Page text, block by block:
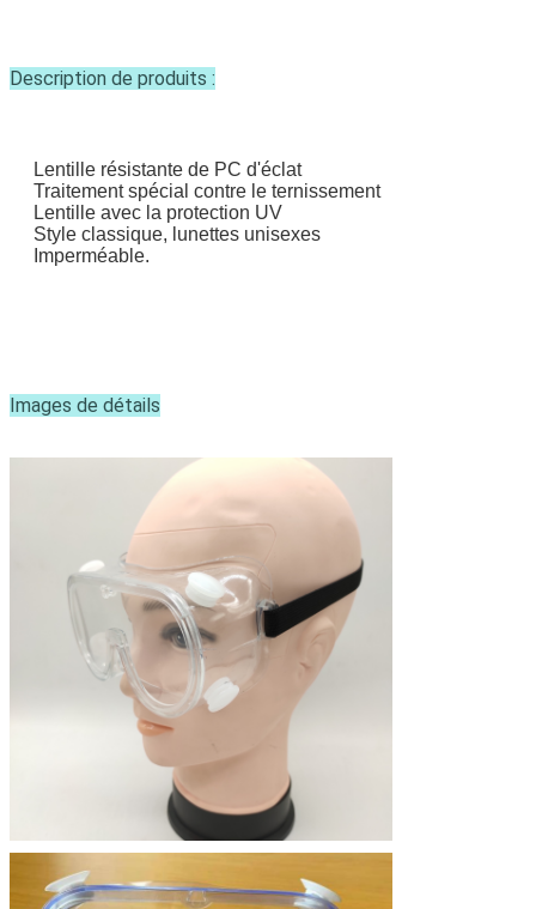
Description de produits :
Lentille résistante de PC d'éclat
Traitement spécial contre le ternissement
Lentille avec la protection UV
Style classique, lunettes unisexes
Imperméable.
Images de détails